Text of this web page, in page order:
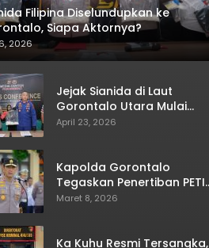
Filipina Diselundupkan ke
Siapa Aktornya?
2026
Jejak Sianida di Laut
Gorontalo Utara Mulai
Terkuak
April 23, 2026
Kapolda Gorontalo
Tegaskan Penertiban PETI
Terus Berjalan
Maret 8, 2026
Ka Kuhu Resmi Tersangka,